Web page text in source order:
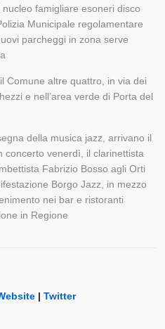
famigliare esoneri disco
Municipale regolamentare
parcheggi in zona serve
Comune altre quattro, in via dei
e nell’area verde di Porta del
della musica jazz, arrivano il
concerto venerdì, il clarinettista
Fabrizio Bosso agli Orti
Borgo Jazz, in mezzo
nei bar e ristoranti
in Regione
|Twitter